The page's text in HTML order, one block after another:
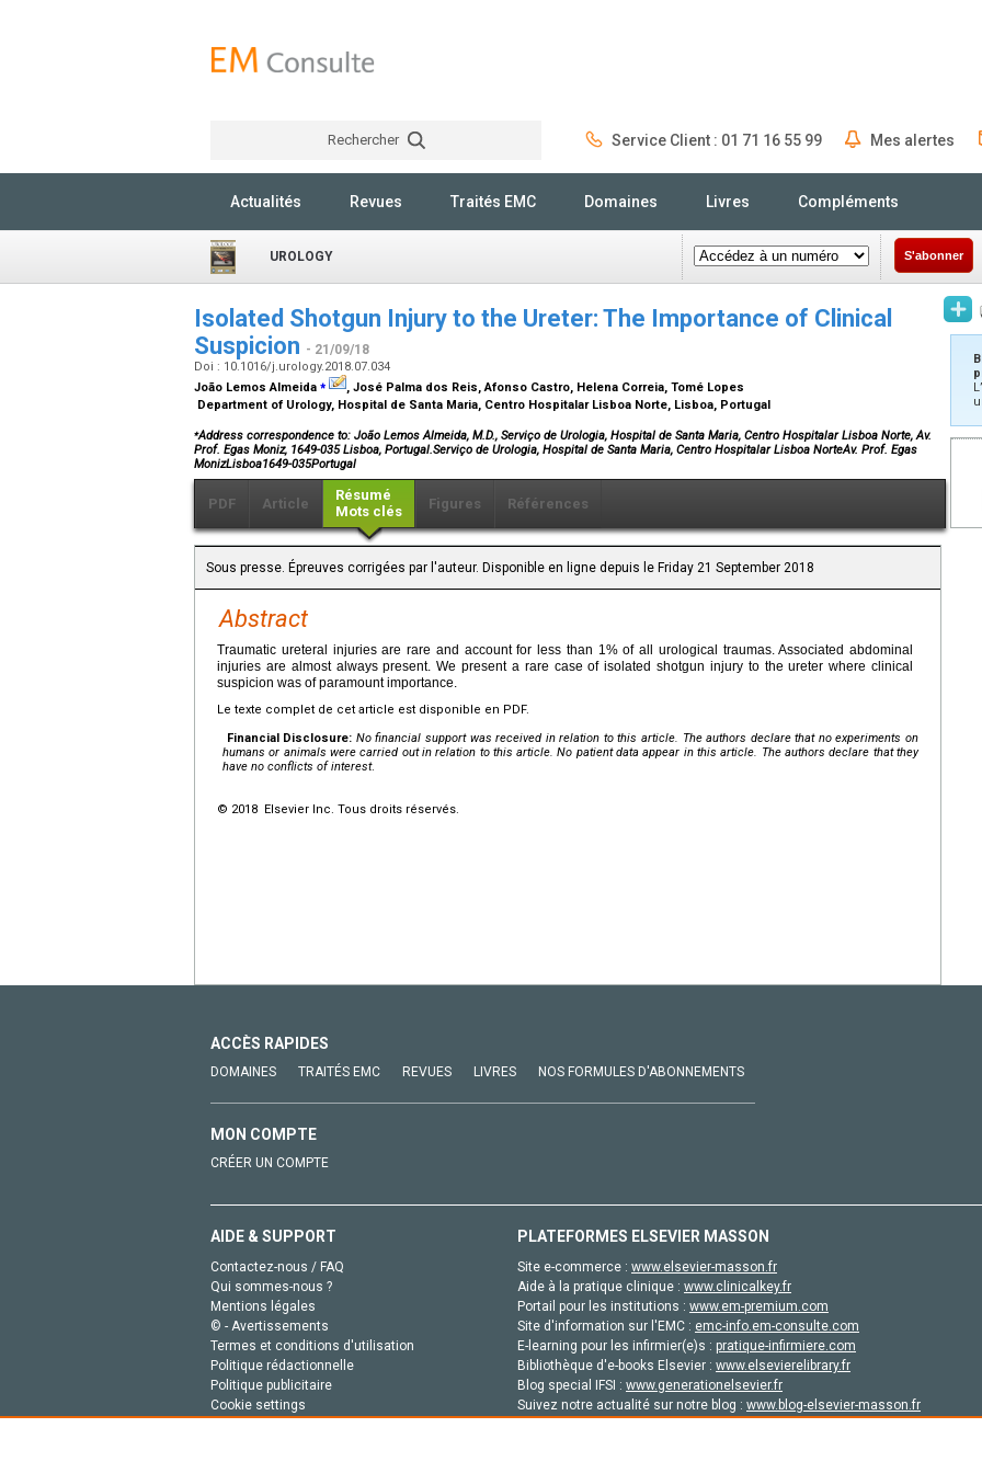
Rechercher Service Client : 01 71 16 55 99 Mes alertes
Actualités Revues Traités EMC Domaines Livres Compléments
UROLOGY S'abonner
Isolated Shotgun Injury to the Ureter: The Importance of Clinical
Suspicion - 21/09/18
Doi : 10.1016/j.urology.2018.07.034
João Lemos Almeida ⁎
, José Palma dos Reis, Afonso Castro, Helena Correia, Tomé Lopes
Department of Urology, Hospital de Santa Maria, Centro Hospitalar Lisboa Norte, Lisboa, Portugal
⁎Address correspondence to: João Lemos Almeida, M.D., Serviço de Urologia, Hospital de Santa Maria, Centro Hospitalar Lisboa Norte, Av.
Prof. Egas Moniz, 1649-035 Lisboa, Portugal.Serviço de Urologia, Hospital de Santa Maria, Centro Hospitalar Lisboa NorteAv. Prof. Egas
MonizLisboa1649-035Portugal
PDF Article
Résumé
Mots clés
Figures Références
Sous presse. Épreuves corrigées par l'auteur. Disponible en ligne depuis le Friday 21 September 2018
Abstract
Traumatic ureteral injuries are rare and account for less than 1% of all urological traumas. Associated abdominal
injuries are almost always present. We present a rare case of isolated shotgun injury to the ureter where clinical
suspicion was of paramount importance.
Le texte complet de cet article est disponible en PDF.
Financial Disclosure: No financial support was received in relation to this article. The authors declare that no experiments on
humans or animals were carried out in relation to this article. No patient data appear in this article. The authors declare that they
have no conflicts of interest.
© 2018 Elsevier Inc. Tous droits réservés.
ACCÈS RAPIDES
DOMAINES TRAITÉS EMC REVUES LIVRES NOS FORMULES D'ABONNEMENTS
MON COMPTE
CRÉER UN COMPTE
AIDE & SUPPORT
Contactez-nous / FAQ
Qui sommes-nous ?
Mentions légales
© - Avertissements
Termes et conditions d'utilisation
Politique rédactionnelle
Politique publicitaire
Cookie settings
PLATEFORMES ELSEVIER MASSON
Site e-commerce : www.elsevier-masson.fr
Aide à la pratique clinique : www.clinicalkey.fr
Portail pour les institutions : www.em-premium.com
Site d'information sur l'EMC : emc-info.em-consulte.com
E-learning pour les infirmier(e)s : pratique-infirmiere.com
Bibliothèque d'e-books Elsevier : www.elsevierelibrary.fr
Blog special IFSI : www.generationelsevier.fr
Suivez notre actualité sur notre blog : www.blog-elsevier-masson.fr